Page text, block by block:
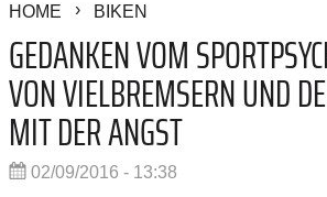
HOME BIKEN
GEDANKEN VOM
VON VIELBREMSERN UND
MIT DER ANGST
02/09/2016 - 13:38